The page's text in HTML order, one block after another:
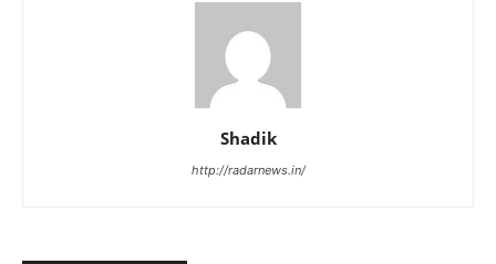
Shadik
http://radarnews.in/